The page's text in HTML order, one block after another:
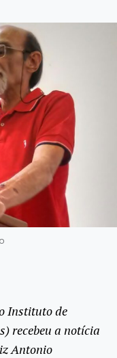
Instituto de
recebeu a notícia
Antonio